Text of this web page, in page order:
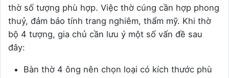
thờ số tượng phù hợp. Việc thờ cúng cần hợp phong
thuỷ, đảm bảo tính trang nghiêm, thẩm mỹ. Khi thờ
bộ 4 tượng, gia chủ cần lưu ý một số vấn đề sau
đây:
Bàn thờ 4 ông nên chọn loại có kích thước phù